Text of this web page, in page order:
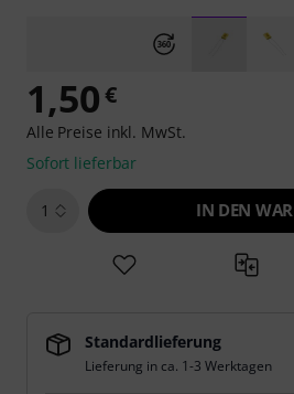
1,50€
Alle Preise inkl. MwSt.
Sofort lieferbar
1 IN DEN
Standardlieferung
Lieferung in ca. 1-3 Werktagen